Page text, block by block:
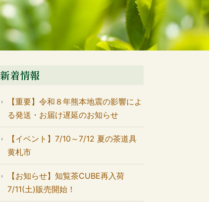
新着情報
【重要】令和８年熊本地震の影響によ
る発送・お届け遅延のお知らせ
【イベント】7/10～7/12 夏の茶道具
黄札市
【お知らせ】知覧茶CUBE再入荷
7/11(土)販売開始！